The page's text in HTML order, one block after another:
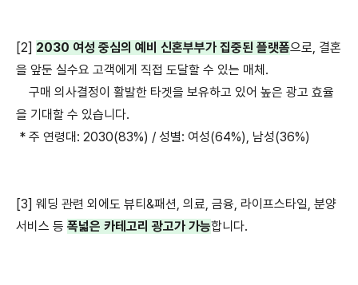
[2] 2030 여성 중심의 예비 신혼부부가 집중된 플랫폼으로, 결혼
을 앞둔 실수요 고객에게 직접 도달할 수 있는 매체.
구매 의사결정이 활발한 타겟을 보유하고 있어 높은 광고 효율
을 기대할 수 있습니다.
* 주 연령대: 2030(83%) / 성별: 여성(64%), 남성(36%)
[3] 웨딩 관련 외에도 뷰티&패션, 의료, 금융, 라이프스타일, 분양
서비스 등 폭넓은 카테고리 광고가 가능합니다.